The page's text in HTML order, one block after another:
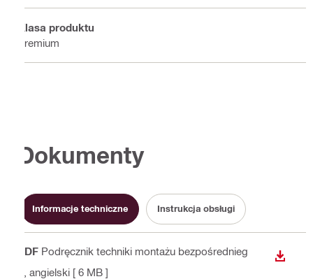
Klasa produktu
Premium
Dokumenty
Informacje techniczne Instrukcja obsługi
PDF Podręcznik techniki montażu bezpośrednieg
, angielski [ 6 MB ]